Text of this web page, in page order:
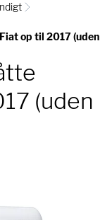
op til 2017 (uden
(uden